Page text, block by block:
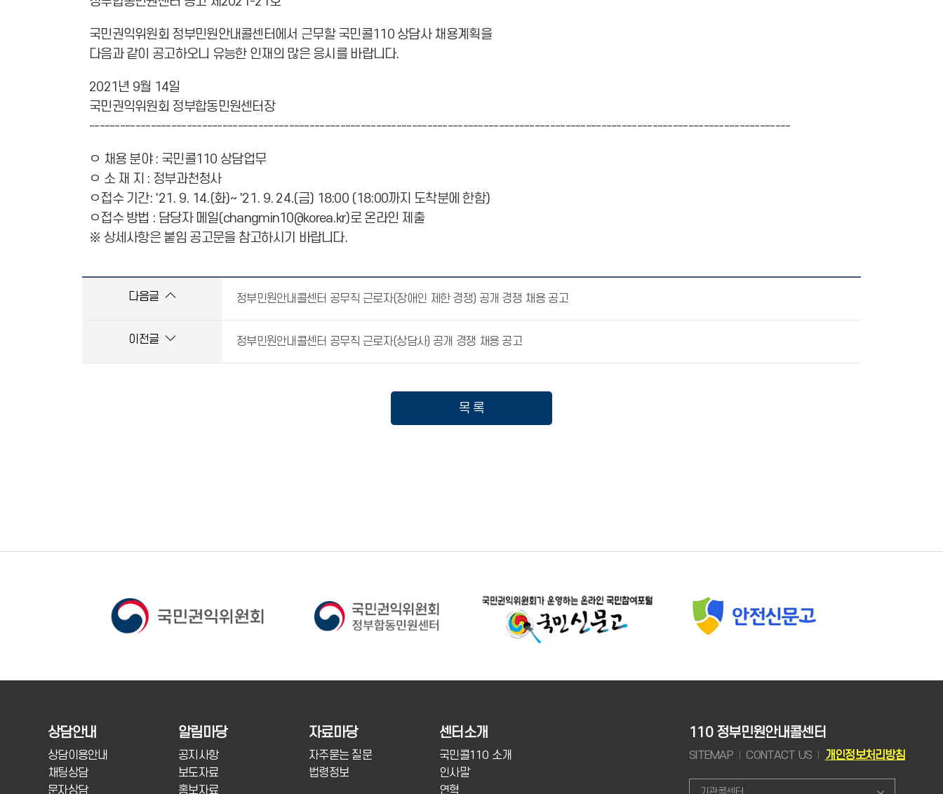
국민권익위원회 정부민원안내콜센터에서 근무할 국민콜110 상담사 채용계획을
다음과 같이 공고하오니 유능한 인재의 많은 응시를 바랍니다.
2021년 9월 14일
국민권익위원회 정부합동민원센터장
-----------------------------------------------------------------------------------------------------------------------------------------
ㅇ 채용 분야 : 국민콜110 상담업무
ㅇ 소 재 지 : 정부과천청사
ㅇ접수 기간: '21. 9. 14.(화)~ '21. 9. 24.(금) 18:00 (18:00까지 도착분에 한함)
ㅇ접수 방법 : 담당자 메일(changmin10@korea.kr)로 온라인 제출
※ 상세사항은 붙임 공고문을 참고하시기 바랍니다.
다음글 정부민원안내콜센터 공무직 근로자(장애인 제한 경쟁) 공개 경쟁 채용 공고
이전글 정부민원안내콜센터 공무직 근로자(상담사) 공개 경쟁 채용 공고
목 록
상담안내
상담이용안내
채팅상담
문자상담
알림마당
공지사항
보도자료
홍보자료
자료마당
자주묻는 질문
법령정보
센터소개
국민콜110 소개
인사말
연혁
110 정부민원안내콜센터
SITEMAP CONTACT US 개인정보처리방침